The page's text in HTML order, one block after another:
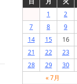
1
2
7
8 9
14
15 16
21
22 23
28
29 30
« 7月